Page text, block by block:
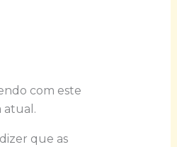
com este
atual.
que as